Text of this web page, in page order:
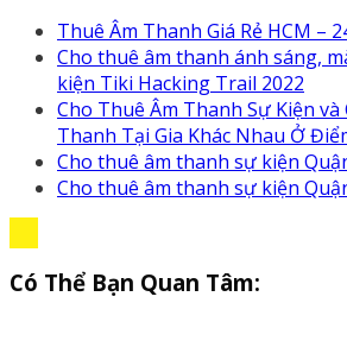
Thuê Âm Thanh Giá Rẻ HCM –
Cho thuê âm thanh ánh sáng,
kiện Tiki Hacking Trail 2022
Cho Thuê Âm Thanh Sự Kiện và
Thanh Tại Gia Khác Nhau Ở
Cho thuê âm thanh sự kiện
Cho thuê âm thanh sự kiện
Có Thể Bạn Quan Tâm: